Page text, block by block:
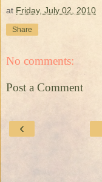
at Friday, July 02, 2010
Share
No comments:
Post a Comment
‹